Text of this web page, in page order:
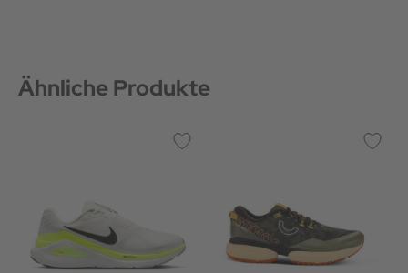
Ähnliche Produkte